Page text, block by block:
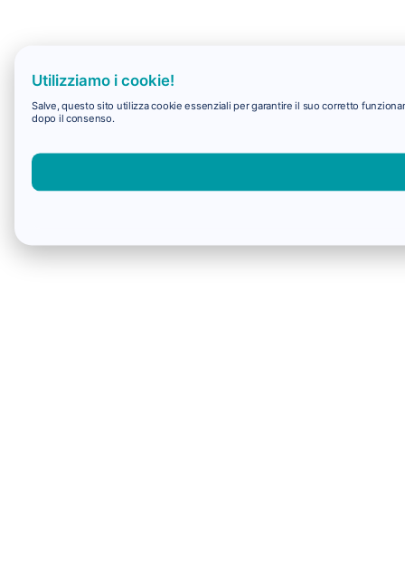
Utilizziamo i cookie!
Salve, questo sito utilizza cookie essenziali per garantire il suo corretto
dopo il consenso.